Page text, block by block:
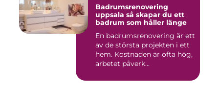
Badrumsrenovering
uppsala så skapar du ett
badrum som håller länge
En badrumsrenovering är ett
av de största projekten i ett
hem. Kostnaden är ofta hög,
arbetet påverk...